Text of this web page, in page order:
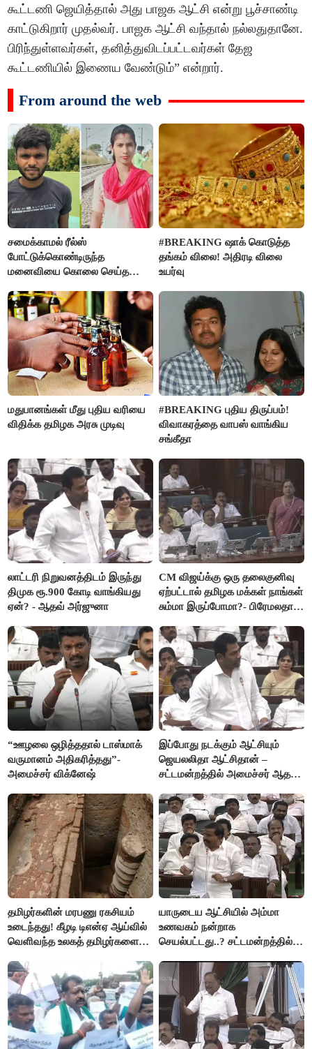
கூட்டணி ஜெயித்தால் அது பாஜக ஆட்சி என்று பூச்சாண்டி
காட்டுகிறார் முதல்வர். பாஜக ஆட்சி வந்தால் நல்லதுதானே.
பிரிந்துள்ளவர்கள், தனித்துவிடப்பட்டவர்கள் தேஜ
கூட்டணியில் இணைய வேண்டும்” என்றார்.
From around the web
சமைக்காமல் ரீல்ஸ்
போட்டுக்கொண்டிருந்த
மனைவியை கொலை செய்த
#BREAKING ஷாக் கொடுத்த
தங்கம் விலை! அதிரடி விலை
உயர்வு
மதுபானங்கள் மீது புதிய வரியை
விதிக்க தமிழக அரசு முடிவு
#BREAKING புதிய திருப்பம்!
விவாகரத்தை வாபஸ் வாங்கிய
சங்கீதா
லாட்டரி நிறுவனத்திடம் இருந்து
திமுக ரூ.900 கோடி வாங்கியது
ஏன்? - ஆதவ் அர்ஜுனா
CM விஜய்க்கு ஒரு தலைகுனிவு
ஏற்பட்டால் தமிழக மக்கள் நாங்கள்
சும்மா இருப்போமா?- பிரேமலதா
“ஊழலை ஒழித்ததால் டாஸ்மாக்
வருமானம் அதிகரித்தது”-
அமைச்சர் விக்னேஷ்
இப்போது நடக்கும் ஆட்சியும்
ஜெயலலிதா ஆட்சிதான் –
சட்டமன்றத்தில் அமைச்சர் ஆதவ்
தமிழர்களின் மரபணு ரகசியம்
உடைந்தது! கீழடி டிஎன்ஏ ஆய்வில்
வெளிவந்த உலகத் தமிழர்களை
யாருடைய ஆட்சியில் அம்மா
உணவகம் நன்றாக
செயல்பட்டது..? சட்டமன்றத்தில்